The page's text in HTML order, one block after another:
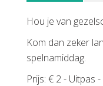
Hou je van
Kom dan zeker
spelnamiddag.
Prijs: € 2 - Uitpas